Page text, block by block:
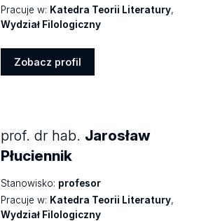
Pracuje w: Katedra Teorii Literatury,
Wydział Filologiczny
Zobacz profil
prof. dr hab. Jarosław
Płuciennik
Stanowisko: profesor
Pracuje w: Katedra Teorii Literatury,
Wydział Filologiczny